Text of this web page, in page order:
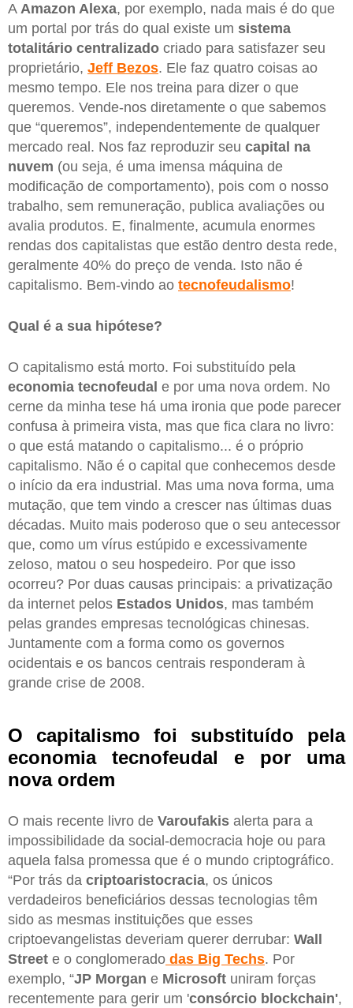
A Amazon Alexa, por exemplo, nada mais é do que
um portal por trás do qual existe um sistema
totalitário centralizado criado para satisfazer seu
proprietário, Jeff Bezos. Ele faz quatro coisas ao
mesmo tempo. Ele nos treina para dizer o que
queremos. Vende-nos diretamente o que sabemos
que “queremos”, independentemente de qualquer
mercado real. Nos faz reproduzir seu capital na
nuvem (ou seja, é uma imensa máquina de
modificação de comportamento), pois com o nosso
trabalho, sem remuneração, publica avaliações ou
avalia produtos. E, finalmente, acumula enormes
rendas dos capitalistas que estão dentro desta rede,
geralmente 40% do preço de venda. Isto não é
capitalismo. Bem-vindo ao tecnofeudalismo!
Qual é a sua hipótese?
O capitalismo está morto. Foi substituído pela
economia tecnofeudal e por uma nova ordem. No
cerne da minha tese há uma ironia que pode parecer
confusa à primeira vista, mas que fica clara no livro:
o que está matando o capitalismo... é o próprio
capitalismo. Não é o capital que conhecemos desde
o início da era industrial. Mas uma nova forma, uma
mutação, que tem vindo a crescer nas últimas duas
décadas. Muito mais poderoso que o seu antecessor
que, como um vírus estúpido e excessivamente
zeloso, matou o seu hospedeiro. Por que isso
ocorreu? Por duas causas principais: a privatização
da internet pelos Estados Unidos, mas também
pelas grandes empresas tecnológicas chinesas.
Juntamente com a forma como os governos
ocidentais e os bancos centrais responderam à
grande crise de 2008.
O capitalismo foi substituído pela
economia tecnofeudal e por uma
nova ordem
O mais recente livro de Varoufakis alerta para a
impossibilidade da social-democracia hoje ou para
aquela falsa promessa que é o mundo criptográfico.
“Por trás da criptoaristocracia, os únicos
verdadeiros beneficiários dessas tecnologias têm
sido as mesmas instituições que esses
criptoevangelistas deveriam querer derrubar: Wall
Street e o conglomerado das Big Techs. Por
exemplo, “JP Morgan e Microsoft uniram forças
recentemente para gerir um 'consórcio blockchain',